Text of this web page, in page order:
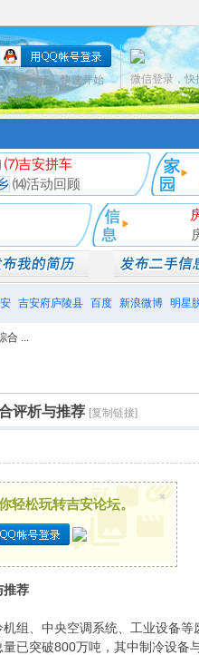
微信登录，快
只需一步，快速开始
⑺吉安拼车
⒁活动回顾
吉安府庐陵县 百度 新浪微博 明星
合 ...
评析与推荐 [复制链接]
轻松玩转吉安论坛。 ×
推荐
组、中央空调系统、工业设备
已突破800万吨，其中制冷设备